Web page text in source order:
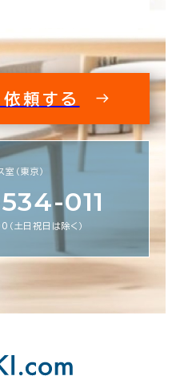
頼する
（東京）
011
土日祝日は除く）